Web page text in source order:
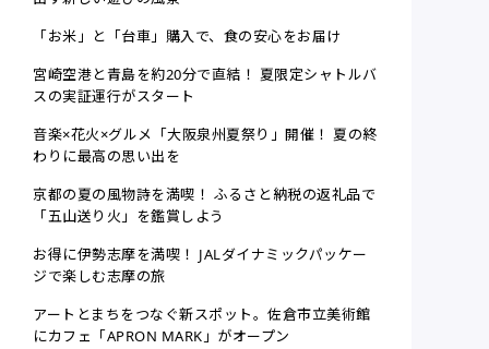
「お米」と「台車」購入で、食の安心をお届け
宮崎空港と青島を約20分で直結！ 夏限定シャトルバ
スの実証運行がスタート
音楽×花火×グルメ「大阪泉州夏祭り」開催！ 夏の終
わりに最高の思い出を
京都の夏の風物詩を満喫！ ふるさと納税の返礼品で
「五山送り火」を鑑賞しよう
お得に伊勢志摩を満喫！ JALダイナミックパッケー
ジで楽しむ志摩の旅
アートとまちをつなぐ新スポット。佐倉市立美術館
にカフェ「APRON MARK」がオープン